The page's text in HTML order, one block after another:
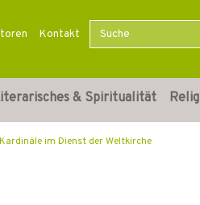
Kontakt
& Spiritualität
im Dienst der Weltkirche